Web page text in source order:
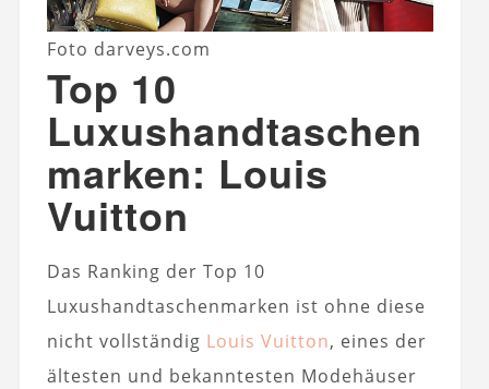
Foto darveys.com
Top 10
Luxushandtaschen
marken: Louis
Vuitton
Das Ranking der Top 10
Luxushandtaschenmarken ist ohne diese
nicht vollständig Louis Vuitton, eines der
ältesten und bekanntesten Modehäuser